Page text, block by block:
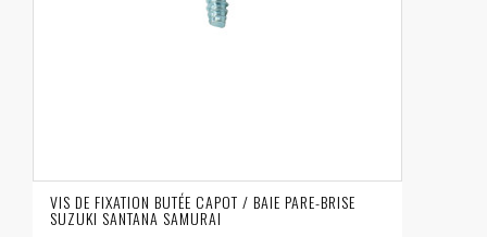
VIS DE FIXATION BUTÉE CAPOT / BAIE PARE-BRISE
SUZUKI SANTANA SAMURAI